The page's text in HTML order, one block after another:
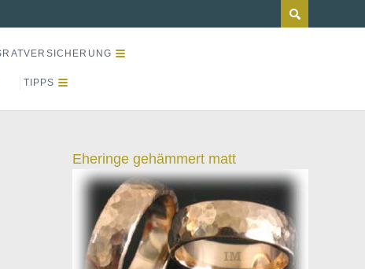
TIPPS
Eheringe gehämmert matt